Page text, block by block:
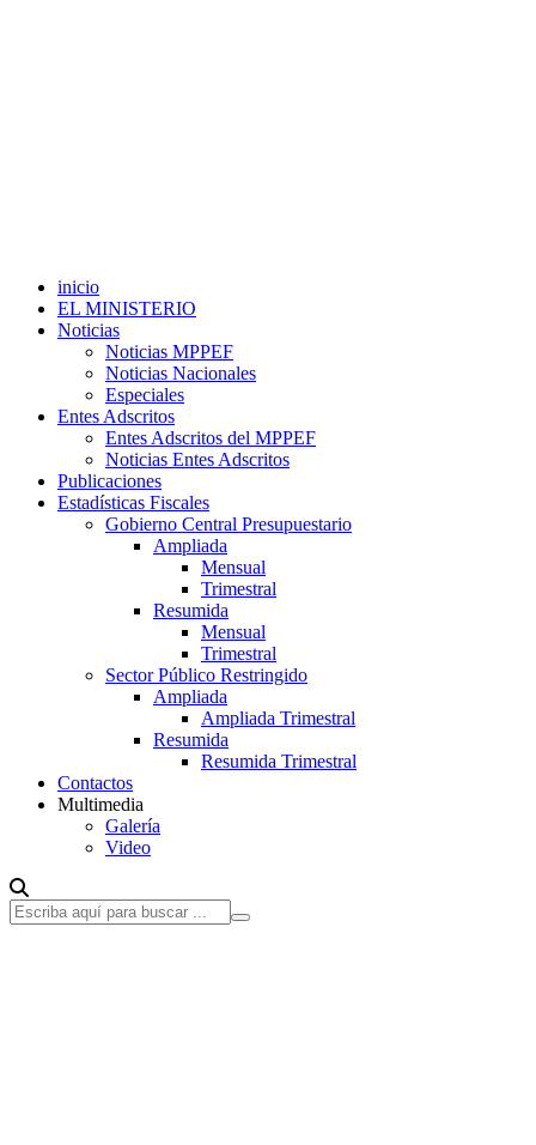
inicio
EL MINISTERIO
Noticias
Noticias MPPEF
Noticias Nacionales
Especiales
Entes Adscritos
Entes Adscritos del MPPEF
Noticias Entes Adscritos
Publicaciones
Estadísticas Fiscales
Gobierno Central Presupuestario
Ampliada
Mensual
Trimestral
Resumida
Mensual
Trimestral
Sector Público Restringido
Ampliada
Ampliada Trimestral
Resumida
Resumida Trimestral
Contactos
Multimedia
Galería
Video